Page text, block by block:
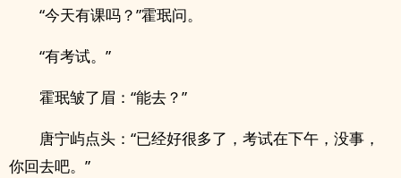
“今天有课吗？”霍珉问。
“有考试。”
霍珉皱了眉：“能去？”
唐宁屿点头：“已经好很多了，考试在下午，没事，
你回去吧。”